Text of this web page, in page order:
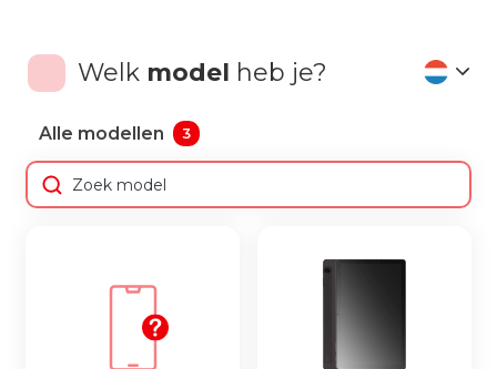
Welk model heb je?
Alle modellen 3